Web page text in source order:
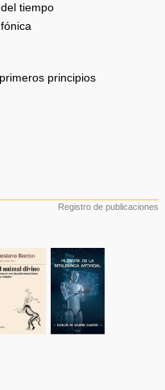
tiempo
principios
Registro de publicaciones